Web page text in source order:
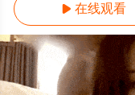
 在线观看